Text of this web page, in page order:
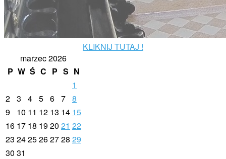
KLIKNIJ TUTAJ !
marzec 2026
P W Ś C P S N
1
2 3 4 5 6 7 8
9
10 11 12 13 14 15
16 17 18 1920 21 22
23 2425262728 29
30 31